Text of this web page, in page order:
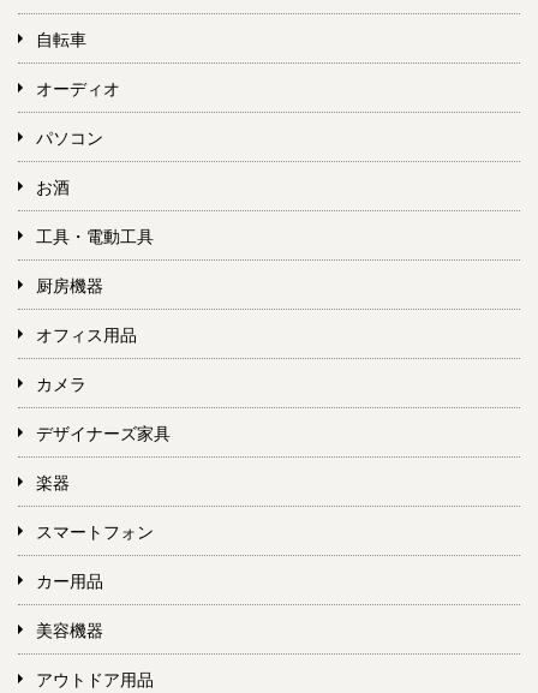
自転車
オーディオ
パソコン
お酒
工具・電動工具
厨房機器
オフィス用品
カメラ
デザイナーズ家具
楽器
スマートフォン
カー用品
美容機器
アウトドア用品